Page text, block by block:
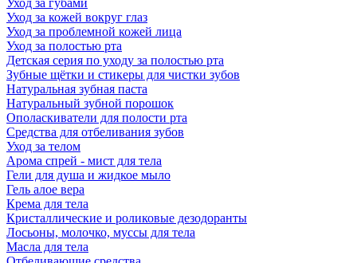
Уход за губами
Уход за кожей вокруг глаз
Уход за проблемной кожей лица
Уход за полостью рта
Детская серия по уходу за полостью рта
Зубные щётки и стикеры для чистки зубов
Натуральная зубная паста
Натуральный зубной порошок
Ополаскиватели для полости рта
Средства для отбеливания зубов
Уход за телом
Арома спрей - мист для тела
Гели для душа и жидкое мыло
Гель алое вера
Крема для тела
Кристаллические и роликовые дезодоранты
Лосьоны, молочко, муссы для тела
Масла для тела